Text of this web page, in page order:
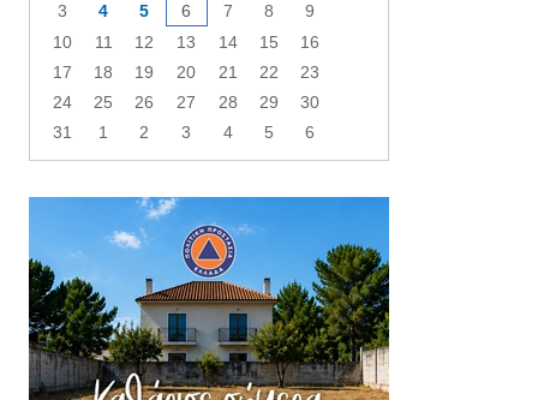
3
4 5 6 7 8
9
10
11 12 13 14 15
16
17
18 19 20 21 22
23
24
25 26 27 28 29
30
31
1 2 3 4 5 6